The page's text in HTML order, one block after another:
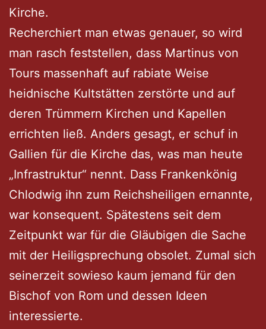
Kirche.
Recherchiert man etwas genauer, so wird
man rasch feststellen, dass Martinus von
Tours massenhaft auf rabiate Weise
heidnische Kultstätten zerstörte und auf
deren Trümmern Kirchen und Kapellen
errichten ließ. Anders gesagt, er schuf in
Gallien für die Kirche das, was man heute
„Infrastruktur“ nennt. Dass Frankenkönig
Chlodwig ihn zum Reichsheiligen ernannte,
war konsequent. Spätestens seit dem
Zeitpunkt war für die Gläubigen die Sache
mit der Heiligsprechung obsolet. Zumal sich
seinerzeit sowieso kaum jemand für den
Bischof von Rom und dessen Ideen
interessierte.